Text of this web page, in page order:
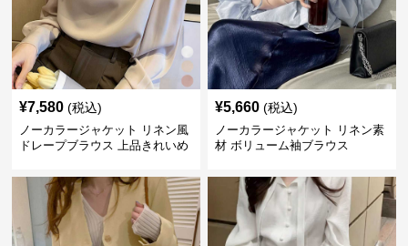
¥7,580 (税込)
ノーカラージャケット リネン風
ドレープブラウス 上品きれいめ
¥5,660 (税込)
ノーカラージャケット リネン素
材 ボリューム袖ブラウス